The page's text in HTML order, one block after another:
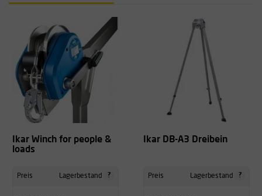
Ikar Winch for people &
loads
Preis Lagerbestand ?
Ikar DB-A3 Dreibein
Preis Lagerbestand ?